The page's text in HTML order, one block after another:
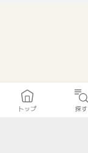
ざいます。
トップ 探す